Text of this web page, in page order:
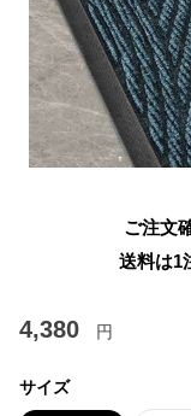
ご注文
送料は1
4,380 円
サイズ